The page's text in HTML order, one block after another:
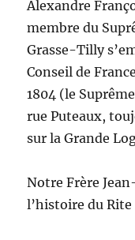
Alexandre
membre du
Grasse-Tilly
Conseil de
1804 (le
rue Puteaux,
sur la Grande
Notre Frère
l’histoire du